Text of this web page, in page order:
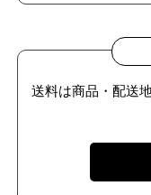
送料は商品・配送